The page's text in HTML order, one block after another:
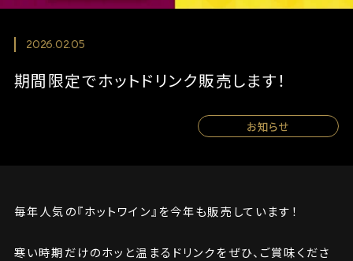
2026.02.05
期間限定でホットドリンク販売します！
お知らせ
毎年人気の『ホットワイン』を今年も販売しています！
寒い時期だけのホッと温まるドリンクをぜひ、ご賞味くださ